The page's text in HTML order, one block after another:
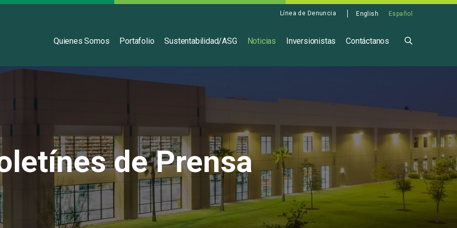
Línea de Denuncia English Español
Español
Quienes Somos Portafolio Sustentabilidad/ASG Noticias Inversionistas Contáctanos
de Prensa